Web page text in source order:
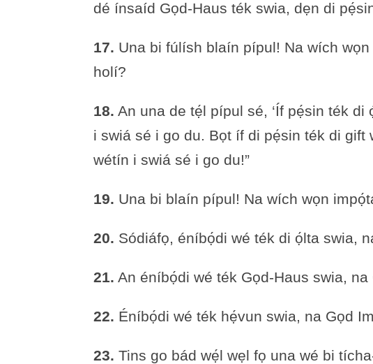
dé ínsaíd Gọd-Haus ték swia, dẹn di
17. Una bi fúlísh blaín pípul! Na wích
holí?
18. An una de tẹ́l pípul sé, ‘Íf pẹ́sin ték
i swiá sé i go du. Bọt íf di pẹ́sin ték di
wétín i swiá sé i go du!”
19. Una bi blaín pípul! Na wích wọn
20. Sódiáfọ, éníbọ́di wé ték di ọ́lta swia,
21. An éníbọ́di wé ték Gọd-Haus swia,
22. Éníbọ́di wé ték hẹ́vun swia, na Gọd
23. Tins go bád wẹ́l wẹl fọ una wé bi